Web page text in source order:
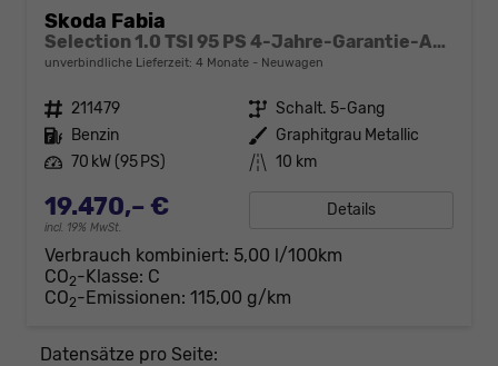
Skoda Fabia
Selection 1.0 TSI 95 PS 4-Jahre-Garantie-AppleCarPlay-AndroidAuto-LED-PDC-Sitzheizung-DAB-Klima
unverbindliche Lieferzeit: 4 Monate Neuwagen
Fahrzeugnr. 211479 Getriebe Schalt. 5-Gang
Kraftstoff Benzin Außenfarbe Graphitgrau Metallic
Leistung 70 kW (95 PS) Kilometerstand 10 km
19.470,– €
incl. 19% MwSt.
Details
Verbrauch kombiniert: 5,00 l/100km
CO2-Klasse: C
CO2-Emissionen: 115,00 g/km
Datensätze pro Seite: